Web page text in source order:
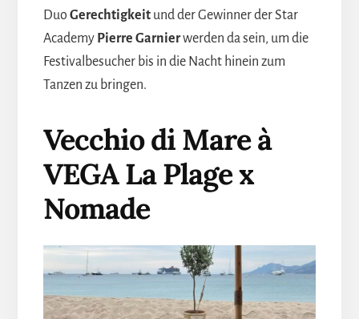
Duo Gerechtigkeitund der Gewinner der Star
Academy Pierre Garnierwerden da sein, um die
Festivalbesucher bis in die Nacht hinein zum
Tanzen zu bringen.
Vecchio di Mare à
VEGA La Plage x
Nomade